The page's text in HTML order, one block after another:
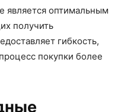
является оптимальным
получить
гибкость,
покупки более